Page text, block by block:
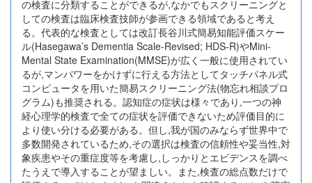
の検査に分類することができるが,なかでもスクリーニングと
しての検査は臨床検査技師が参画できる領域であると考え
る。代表的な検査としては改訂長谷川式簡易知能評価スケー
ル(Hasegawa’s Dementia Scale-Revised; HDS-R)やMini-
Mental State Examination(MMSE)が広く一般に使用されてい
るが,マンパワーをかけずに行える方法としてタッチパネル式
コンピュータを用いた簡易スクリーニング法(物忘れ相談プロ
グラム)も推奨される。認知症の症状は様々であり,一つの神
経心理学的検査で全ての症状を評価できないため評価目的に
より使い分ける必要がある。但し,我が国のみならず世界中で
多数開発されているため,その選択は検査の信頼性や妥当性,対
象疾患やその重症度等を考慮し,しっかりとエビデンスを調べ
たうえで導入することが望ましい。また,検査の総点数だけで